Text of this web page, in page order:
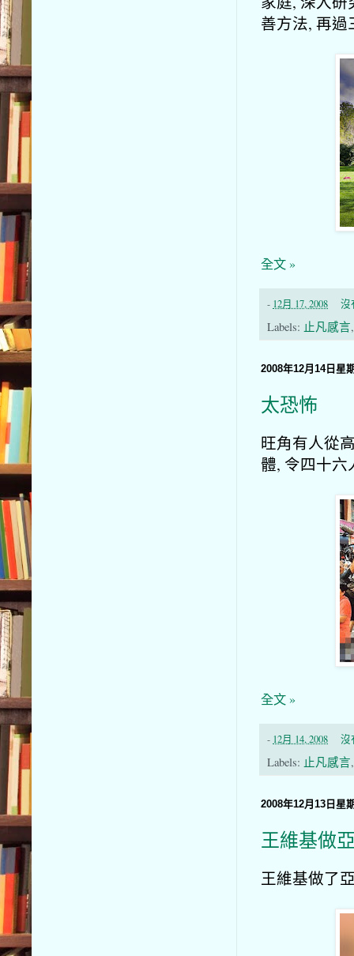
善方法, 再
全文 »
- 12月 17, 2008 沒
Labels: 止凡感言
2008年12月14日星
太恐怖
旺角有人從
體, 令四十
全文 »
- 12月 14, 2008 沒
Labels: 止凡感言
2008年12月13日星
王維基做
王維基做了